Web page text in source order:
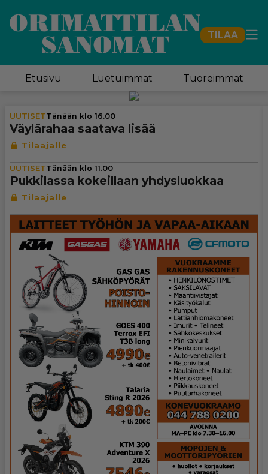
TILAA
Etusivu Luetuimmat Tuoreimmat
UUTISETTänään klo 16.00
Väy­lä­ra­haa saatava lisää
UUTISETTänään klo 11.00
Puk­ki­lassa kokeil­laan yhdys­luok­kaa